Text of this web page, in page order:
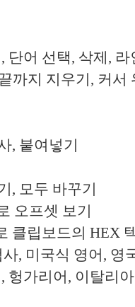
단어 선택, 삭제, 라
까지 지우기, 커서
, 붙여넣기
, 모두 바꾸기
오프셋 보기
클립보드의 HEX
사, 미국식 영어, 영
헝가리어, 이탈리